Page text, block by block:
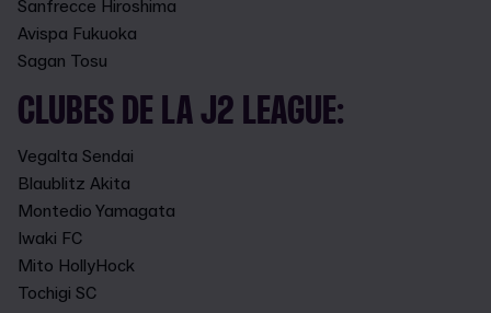
Sanfrecce Hiroshima
Avispa Fukuoka
Sagan Tosu
CLUBES DE LA J2 LEAGUE:
Vegalta Sendai
Blaublitz Akita
Montedio Yamagata
Iwaki FC
Mito HollyHock
Tochigi SC